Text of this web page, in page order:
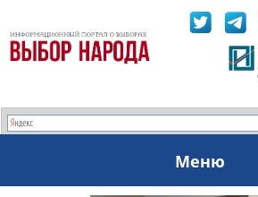
Меню